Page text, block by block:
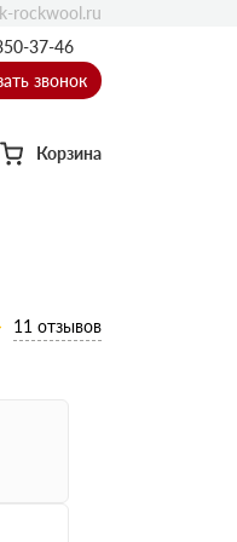
37-46
звонок
Корзина
rockwool.ru
11 отзывов